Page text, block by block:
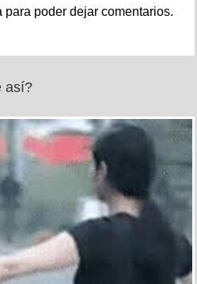
para poder dejar comentarios.
así?